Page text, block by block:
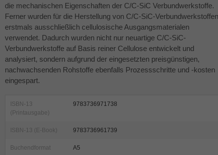
die mechanischen Eigenschaften der C/C-SiC Verbundwerkstoffe.
Ferner wurden für die Herstellung von C/C-SiC-Verbundwerkstoffen
erstmals ausschließlich cellulosische Ausgangsmaterialen
verwendet. Dadurch wurden nicht nur neuartige C/C-SiC-
Verbundwerkstoffe auf Basis reiner Cellulose entwickelt und
analysiert, sondern aufgrund der eingesetzten preisgünstigen,
nachwachsenden Rohstoffe ebenfalls Prozessschritte und -kosten
eingespart.
ISBN-13
(Printausgabe)
9783736971738
ISBN-13 (E-Book) 9783736961739
Buchendformat A5